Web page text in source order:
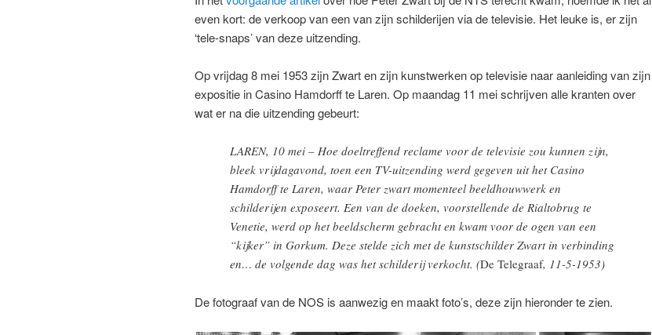
even kort: de verkoop van een van zijn schilderijen via de televisie. Het leuke is, er zijn
‘tele-snaps’ van deze uitzending.
Op vrijdag 8 mei 1953 zijn Zwart en zijn kunstwerken op televisie naar aanleiding van zijn
expositie in Casino Hamdorff te Laren. Op maandag 11 mei schrijven alle kranten over
wat er na die uitzending gebeurt:
LAREN, 10 mei – Hoe doeltreffend reclame voor de televisie zou kunnen zijn,
bleek vrijdagavond, toen een TV-uitzending werd gegeven uit het Casino
Hamdorff te Laren, waar Peter zwart momenteel beeldhouwwerk en
schilderijen exposeert. Een van de doeken, voorstellende de Rialtobrug te
Venetie, werd op het beeldscherm gebracht en kwam voor de ogen van een
“kijker” in Gorkum. Deze stelde zich met de kunstschilder Zwart in verbinding
en… de volgende dag was het schilderij verkocht. (De Telegraaf, 11-5-1953)
De fotograaf van de NOS is aanwezig en maakt foto’s, deze zijn hieronder te zien.